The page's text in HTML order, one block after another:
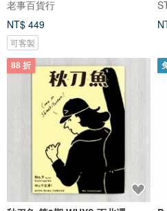
老事百貨行
NT$ 449
可客製
88 折